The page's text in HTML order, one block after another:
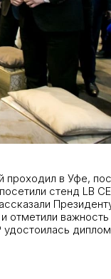
в Уфе,
стенд LB